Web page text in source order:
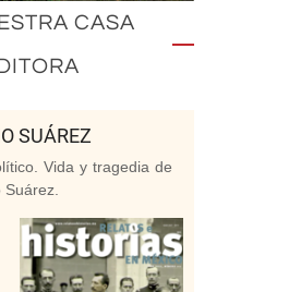
CASA
SUÁREZ
Vida y tragedia de
Suárez.